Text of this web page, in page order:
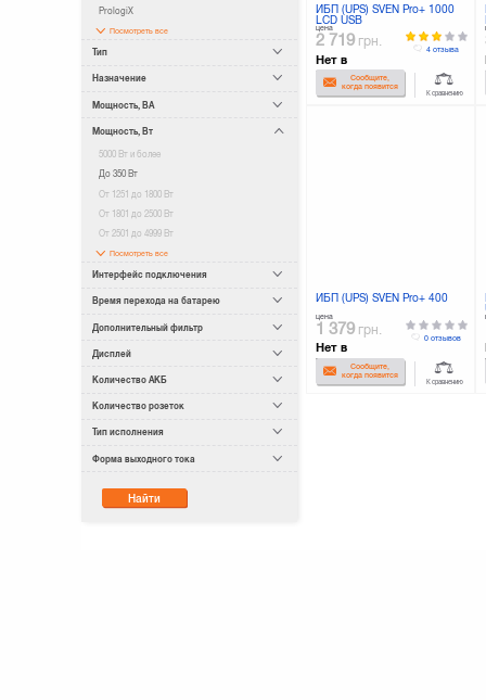
PrologiX
Посмотреть все
Тип
Назначение
Мощность, ВА
Мощность, Вт
5000 Вт и более
До 350 Вт
От 1251 до 1800 Вт
От 1801 до 2500 Вт
От 2501 до 4999 Вт
Посмотреть все
Интерфейс подключения
Время перехода на батарею
Дополнительный фильтр
Дисплей
Количество АКБ
Количество розеток
Тип исполнения
Форма выходного тока
Найти
ИБП (UPS) SVEN Pro+ 1000
LCD USB
цена
2 719 грн.
Нет в
наличииСообщите,
когда появится
4 отзыва
К сравнению
ИБП (UPS) SVEN Pro+ 400
цена
1 379 грн.
Нет в
наличииСообщите,
когда появится
0 отзывов
К сравнению